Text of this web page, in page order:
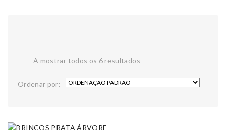
A mostrar todos os 6 resultados
Ordenar por: